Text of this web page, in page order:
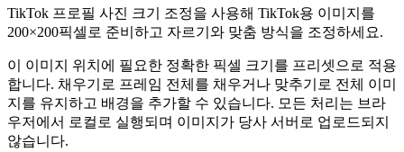
TikTok 프로필 사진 크기 조정을 사용해 TikTok용 이미지를
200×200픽셀로 준비하고 자르기와 맞춤 방식을 조정하세요.
이 이미지 위치에 필요한 정확한 픽셀 크기를 프리셋으로 적용
합니다. 채우기로 프레임 전체를 채우거나 맞추기로 전체 이미
지를 유지하고 배경을 추가할 수 있습니다. 모든 처리는 브라
우저에서 로컬로 실행되며 이미지가 당사 서버로 업로드되지
않습니다.